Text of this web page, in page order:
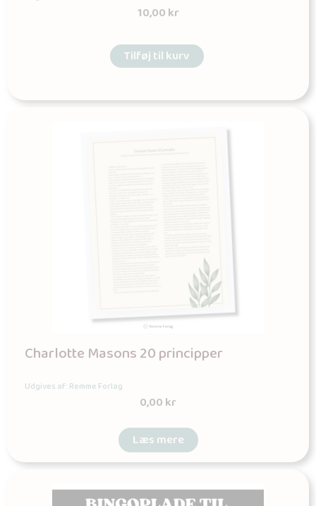
10,00kr
Tilføj til kurv
Charlotte Masons 20 principper
Udgives af: Remme Forlag
0,00kr
Læs mere